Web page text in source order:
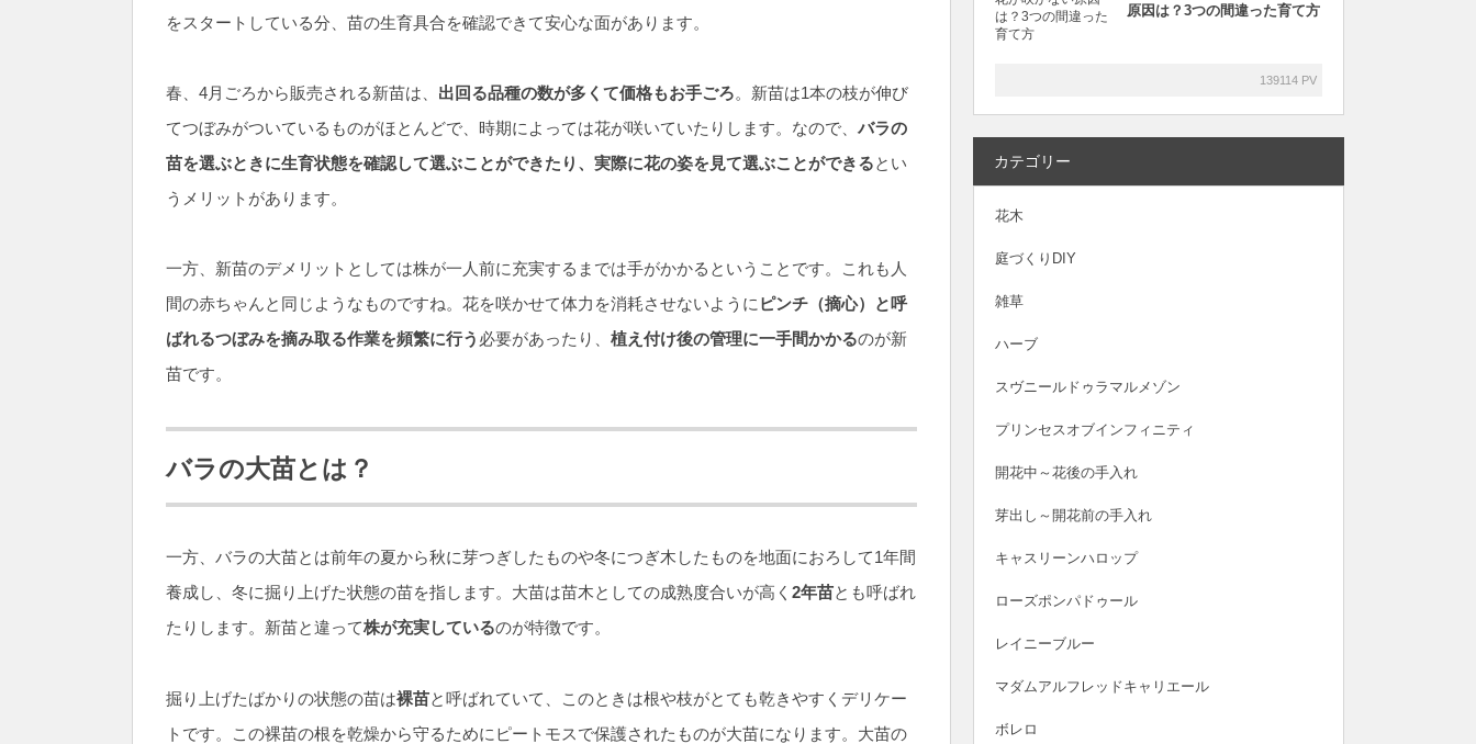
をスタートしている分、苗の生育具合を確認できて安心な面があります。
春、4月ごろから販売される新苗は、 出回る品種の数が多くて価格もお手ごろ。新苗は1本の枝が伸び
てつぼみがついているものがほとんどで、時期によっては花が咲いていたりします。なので、 バラの
苗を選ぶときに生育状態を確認して選ぶことができたり、実際に花の姿を見て選ぶことができるとい
うメリットがあります。
一方、新苗のデメリットとしては株が一人前に充実するまでは手がかかるということです。これも人
間の赤ちゃんと同じようなものですね。花を咲かせて体力を消耗させないように ピンチ（摘心）と呼
ばれるつぼみを摘み取る作業を頻繁に行う 必要があったり、 植え付け後の管理に一手間かかるのが新
苗です。
バラの大苗とは？
一方、バラの大苗とは前年の夏から秋に芽つぎしたものや冬につぎ木したものを地面におろして1年間
養成し、冬に掘り上げた状態の苗を指します。大苗は苗木としての成熟度合いが高く 2年苗とも呼ばれ
たりします。新苗と違って株が充実しているのが特徴です。
掘り上げたばかりの状態の苗は裸苗と呼ばれていて、このときは根や枝がとても乾きやすくデリケー
トです。この裸苗の根を乾燥から守るためにピートモスで保護されたものが大苗になります。大苗の
原因は？3つの間違った育て方
139114 PV
カテゴリー
花木
庭づくりDIY
雑草
ハーブ
スヴニールドゥラマルメゾン
プリンセスオブインフィニティ
開花中～花後の手入れ
芽出し～開花前の手入れ
キャスリーンハロップ
ローズポンパドゥール
レイニーブルー
マダムアルフレッドキャリエール
ボレロ